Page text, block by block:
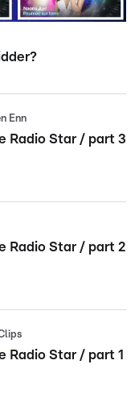
Enn
Radio Star / part 3
Radio Star / part 2
Radio Star / part 1